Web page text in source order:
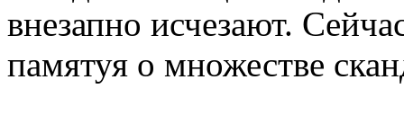
внезапно исчезают.
памятуя о множестве